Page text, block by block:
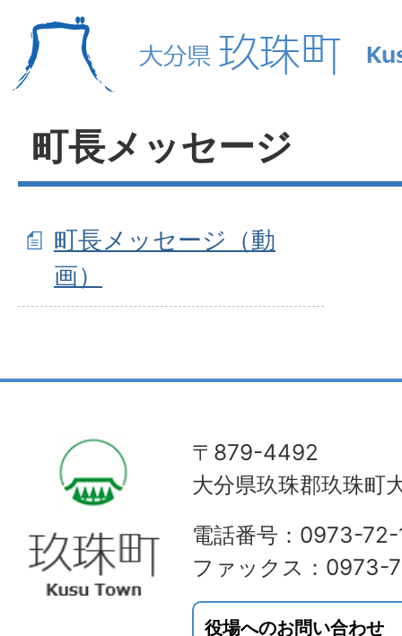
町長メッセージ
町長メッセージ（動
画）
〒879-4492
大分県玖珠郡玖珠町
電話番号：0973-72-
ファックス：0973-
役場へのお問い合わせ